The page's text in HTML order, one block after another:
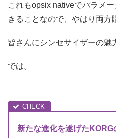
これもopsix nativeでパラメ
きることなので、やはり両方
皆さんにシンセサイザーの魅
では。
新たな進化を遂げたKORG